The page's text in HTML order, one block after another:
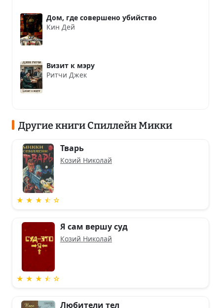
Дом, где совершено убийство
Кин Дей
Визит к мэру
Ритчи Джек
Другие книги Спиллейн Микки
★ ★ ★ ⯪ ☆
Тварь
Козий Николай
★ ★ ★ ⯪ ☆
Я сам вершу суд
Козий Николай
Любители тел